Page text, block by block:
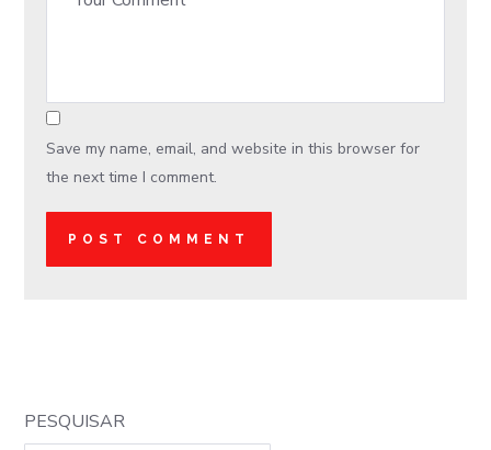
Save my name, email, and website in this browser for
the next time I comment.
PESQUISAR